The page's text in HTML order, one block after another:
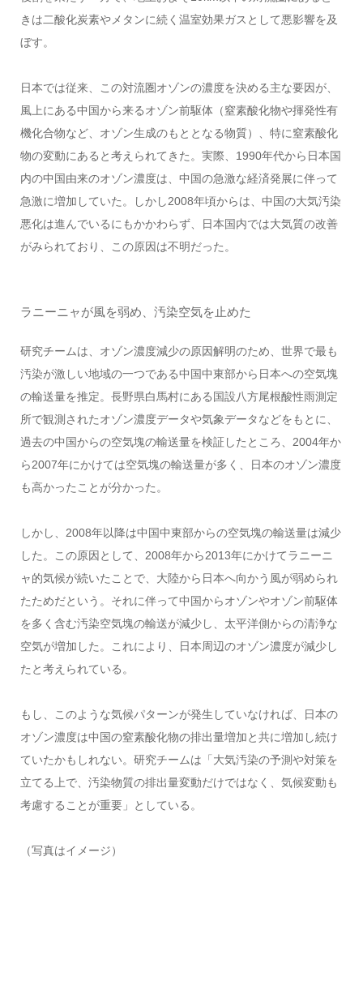
きは二酸化炭素やメタンに続く温室効果ガスとして悪影響を及
ぼす。
日本では従来、この対流圏オゾンの濃度を決める主な要因が、
風上にある中国から来るオゾン前駆体（窒素酸化物や揮発性有
機化合物など、オゾン生成のもととなる物質）、特に窒素酸化
物の変動にあると考えられてきた。実際、1990年代から日本国
内の中国由来のオゾン濃度は、中国の急激な経済発展に伴って
急激に増加していた。しかし2008年頃からは、中国の大気汚染
悪化は進んでいるにもかかわらず、日本国内では大気質の改善
がみられており、この原因は不明だった。
ラニーニャが風を弱め、汚染空気を止めた
研究チームは、オゾン濃度減少の原因解明のため、世界で最も
汚染が激しい地域の一つである中国中東部から日本への空気塊
の輸送量を推定。長野県白馬村にある国設八方尾根酸性雨測定
所で観測されたオゾン濃度データや気象データなどをもとに、
過去の中国からの空気塊の輸送量を検証したところ、2004年か
ら2007年にかけては空気塊の輸送量が多く、日本のオゾン濃度
も高かったことが分かった。
しかし、2008年以降は中国中東部からの空気塊の輸送量は減少
した。この原因として、2008年から2013年にかけてラニーニ
ャ的気候が続いたことで、大陸から日本へ向かう風が弱められ
たためだという。それに伴って中国からオゾンやオゾン前駆体
を多く含む汚染空気塊の輸送が減少し、太平洋側からの清浄な
空気が増加した。これにより、日本周辺のオゾン濃度が減少し
たと考えられている。
もし、このような気候パターンが発生していなければ、日本の
オゾン濃度は中国の窒素酸化物の排出量増加と共に増加し続け
ていたかもしれない。研究チームは「大気汚染の予測や対策を
立てる上で、汚染物質の排出量変動だけではなく、気候変動も
考慮することが重要」としている。
（写真はイメージ）